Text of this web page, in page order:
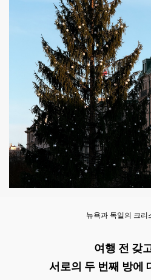
뉴욕과 독일의 크리
여행 전 갖
서로의 두 번째 방에